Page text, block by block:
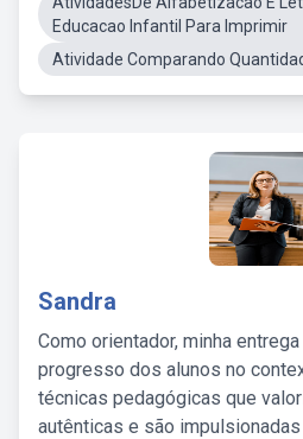
Educacao Infantil Para Imprimir
Atividade Comparando
Sandra
Como orientador, minha
progresso dos alunos no
técnicas pedagógicas que
autênticas e são